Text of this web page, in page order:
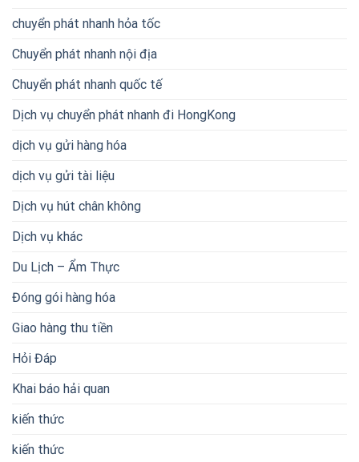
chuyển phát nhanh hỏa tốc
Chuyển phát nhanh nội địa
Chuyển phát nhanh quốc tế
Dịch vụ chuyển phát nhanh đi HongKong
dịch vụ gửi hàng hóa
dịch vụ gửi tài liệu
Dịch vụ hút chân không
Dịch vụ khác
Du Lịch – Ẩm Thực
Đóng gói hàng hóa
Giao hàng thu tiền
Hỏi Đáp
Khai báo hải quan
kiến thức
kiến thức